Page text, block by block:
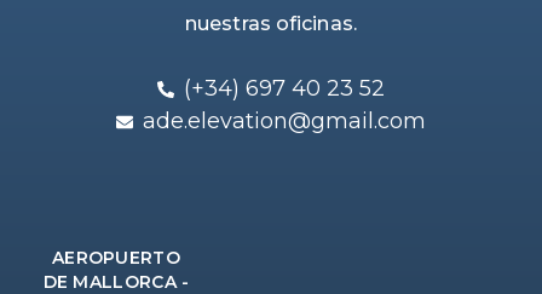
nuestras oficinas.
(+34) 697 40 23 52
ade.elevation@gmail.com
AEROPUERTO
DE MALLORCA -